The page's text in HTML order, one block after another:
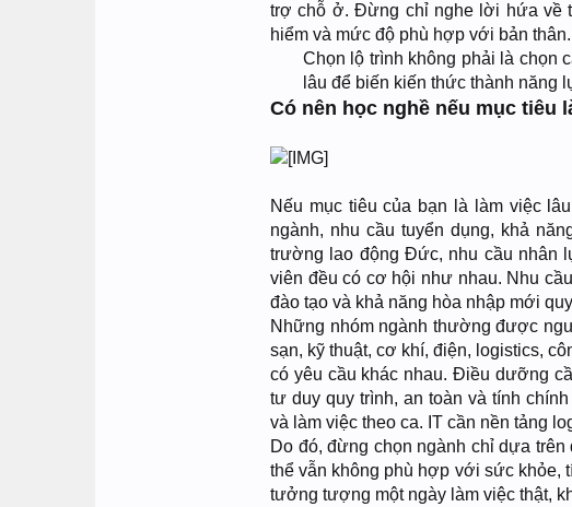
trợ chỗ ở. Đừng chỉ nghe lời hứa về
hiểm và mức độ phù hợp với bản thân.
Chọn lộ trình không phải là chọn
lâu để biến kiến thức thành năng
Có nên học nghề nếu mục tiêu
Nếu mục tiêu của bạn là làm việc
ngành, nhu cầu tuyển dụng, khả
trường lao động Đức, nhu cầu nhân
viên đều có cơ hội như nhau. Nhu
đào tạo và khả năng hòa nhập mới
Những nhóm ngành thường được
sạn, kỹ thuật, cơ khí, điện, logistics,
có yêu cầu khác nhau. Điều dưỡng
tư duy quy trình, an toàn và tính
và làm việc theo ca. IT cần nền tảng
Do đó, đừng chọn ngành chỉ dựa
thể vẫn không phù hợp với sức khỏe,
tưởng tượng một ngày làm việc thật,